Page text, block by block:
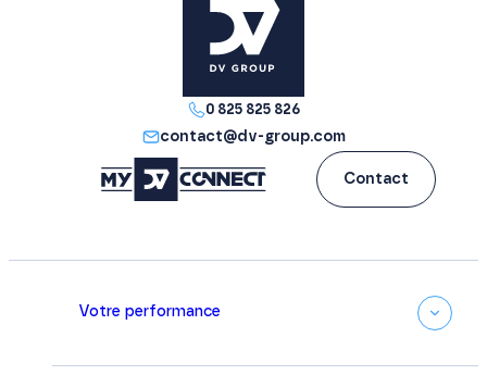
0 825 825 826
contact@dv-group.com
Contact
Votre performance